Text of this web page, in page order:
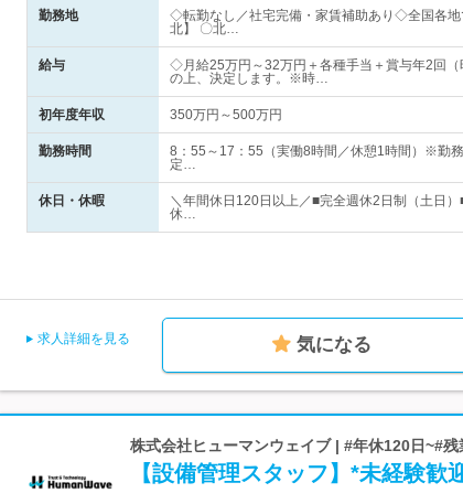
勤務地
◇転勤なし／社宅完備・家賃補助あり◇全国各
北】 〇北…
給与
◇月給25万円～32万円＋各種手当＋賞与年2回
の上、決定します。※時…
初年度年収 350万円～500万円
勤務時間
8：55～17：55（実働8時間／休憩1時間）※勤
定…
休日・休暇
＼年間休日120日以上／■完全週休2日制（土日
休…
求人詳細を見る 気になる
株式会社ヒューマンウェイブ | #年休120日~#
【設備管理スタッフ】*未経験